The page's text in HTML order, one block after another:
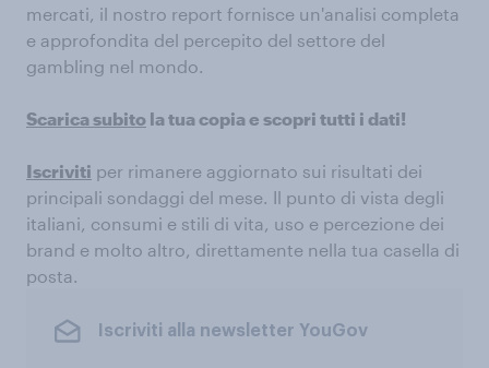
mercati, il nostro report fornisce un'analisi completa
e approfondita del percepito del settore del
gambling nel mondo.
Scarica subito la tua copia e scopri tutti i dati!
Iscriviti per rimanere aggiornato sui risultati dei
principali sondaggi del mese. Il punto di vista degli
italiani, consumi e stili di vita, uso e percezione dei
brand e molto altro, direttamente nella tua casella di
posta.
Iscriviti alla newsletter YouGov